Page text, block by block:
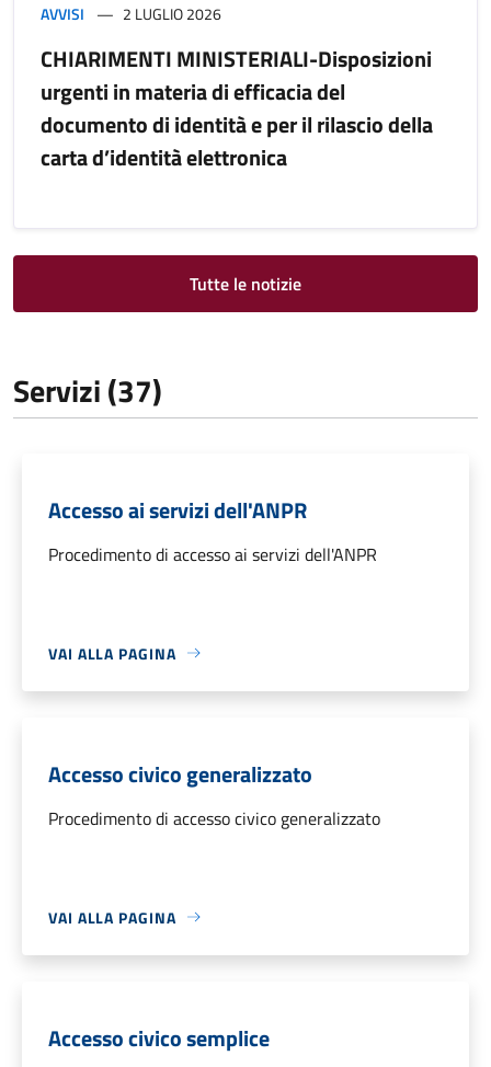
AVVISI 2 LUGLIO 2026
CHIARIMENTI MINISTERIALI-Disposizioni
urgenti in materia di efficacia del
documento di identità e per il rilascio della
carta d’identità elettronica
Tutte le notizie
Servizi (37)
Accesso ai servizi dell'ANPR
Procedimento di accesso ai servizi dell'ANPR
VAI ALLA PAGINA
Accesso civico generalizzato
Procedimento di accesso civico generalizzato
VAI ALLA PAGINA
Accesso civico semplice